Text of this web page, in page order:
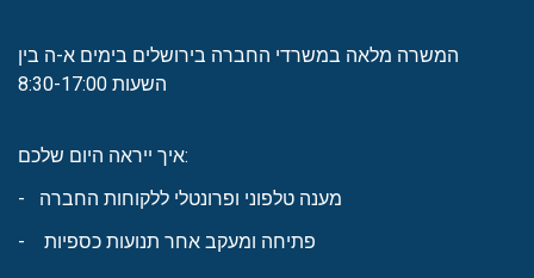
המשרה מלאה במשרדי החברה בירושלים בימים א-ה בין
השעות 8:30-17:00
איך ייראה היום שלכם:
- מענה טלפוני ופרונטלי ללקוחות החברה
- פתיחה ומעקב אחר תנועות כספיות